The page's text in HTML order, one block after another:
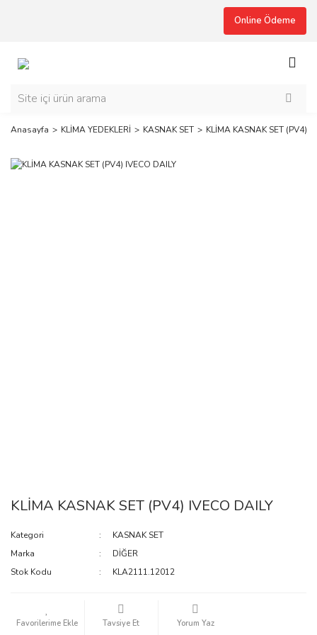
Online Ödeme
Anasayfa KLİMA YEDEKLERİ KASNAK SET KLİMA KASNAK SET (PV4)
KLİMA KASNAK SET (PV4) IVECO DAILY
Kategori
KASNAK SET
Marka
DİĞER
Stok Kodu
KLA2111.12012
Tavsiye Et Yorum Yaz